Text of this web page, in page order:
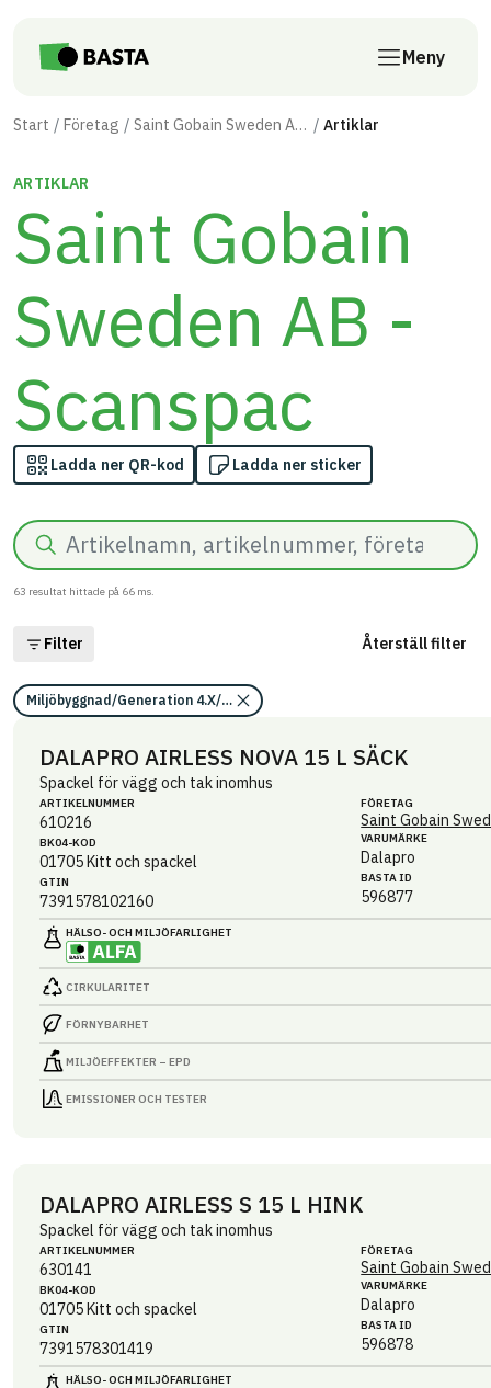
Meny
Start Företag Saint Gobain Sweden AB - Scanspac Artiklar
ARTIKLAR
Saint Gobain
Sweden AB -
Scanspac
Ladda ner QR-kod Ladda ner sticker
Sök
63 resultat hittade på 66 ms.
Filter Återställ filter
Miljöbyggnad/Generation 4.X/Indikator 15
DALAPRO AIRLESS NOVA 15 L SÄCK
Spackel för vägg och tak inomhus
ARTIKEL­NUMMER
610216
BK04-KOD
01705Kitt och spackel
GTIN
7391578102160
FÖRETAG
Saint Gobain
VARUMÄRKE
Dalapro
BASTA ID
596877
HÄLSO- OCH MILJÖ­FARLIGHET
CIRKULARITET
FÖRNYBARHET
MILJÖEFFEKTER – EPD
EMISSIONER OCH TESTER
DALAPRO AIRLESS S 15 L HINK
Spackel för vägg och tak inomhus
ARTIKEL­NUMMER
630141
BK04-KOD
01705Kitt och spackel
GTIN
7391578301419
FÖRETAG
Saint Gobain
VARUMÄRKE
Dalapro
BASTA ID
596878
HÄLSO- OCH MILJÖ­FARLIGHET